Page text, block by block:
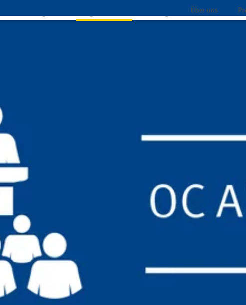
Über unsInfothek